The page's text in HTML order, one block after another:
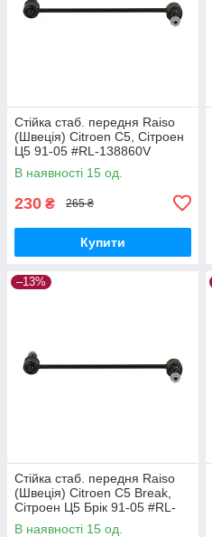
Стійка стаб. передня Raiso
(Швеція) Citroen C5, Сітроен
Ц5 91-05 #RL-138860V
UAPVVRP17
В наявності 15 од.
230 ₴ 265 ₴
Купити
–13%
Стійка стаб. передня Raiso
(Швеція) Citroen C5 Break,
Сітроен Ц5 Брік 91-05 #RL-
138860V UAVEXLV17
В наявності 15 од.